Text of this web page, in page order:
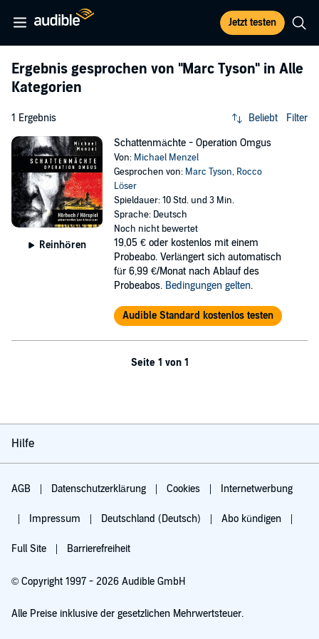
Jetzt testen
Ergebnis gesprochen von "Marc Tyson" in Alle
Kategorien
1 Ergebnis Beliebt Filter
Reinhören
Schattenmächte - Operation Omgus
Von: Michael Menzel
Gesprochen von: Marc Tyson, Rocco
Löser
Spieldauer: 10 Std. und 3 Min.
Sprache: Deutsch
Noch nicht bewertet
19,05 € oder kostenlos mit einem
Probeabo. Verlängert sich automatisch
für 6,99 €/Monat nach Ablauf des
Probeabos. Bedingungen gelten.
Audible Standard kostenlos testen
Seite 1 von 1
Hilfe
AGB Datenschutzerklärung Cookies Internetwerbung
Impressum Deutschland (Deutsch) Abo kündigen
Full Site Barrierefreiheit
© Copyright 1997 - 2026 Audible GmbH
Alle Preise inklusive der gesetzlichen Mehrwertsteuer.